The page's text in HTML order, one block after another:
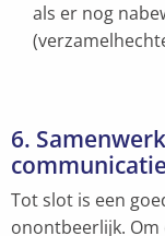
als er nog
6.
Tot slot is een
onontbeerlijk.